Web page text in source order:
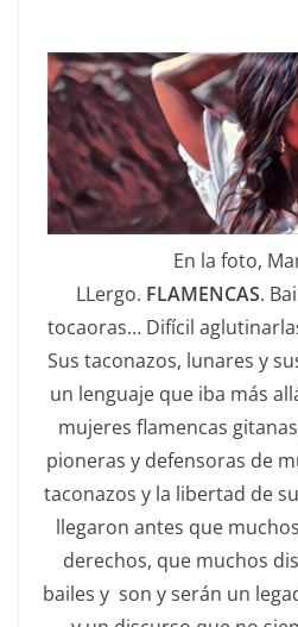
En la foto,
LLergo. FLAMENCAS.
tocaoras… Difícil
Sus taconazos, lunares y
un lenguaje que iba más
mujeres flamencas
pioneras y defensoras de
taconazos y la libertad de
llegaron antes que
derechos, que muchos
bailes y son y serán un